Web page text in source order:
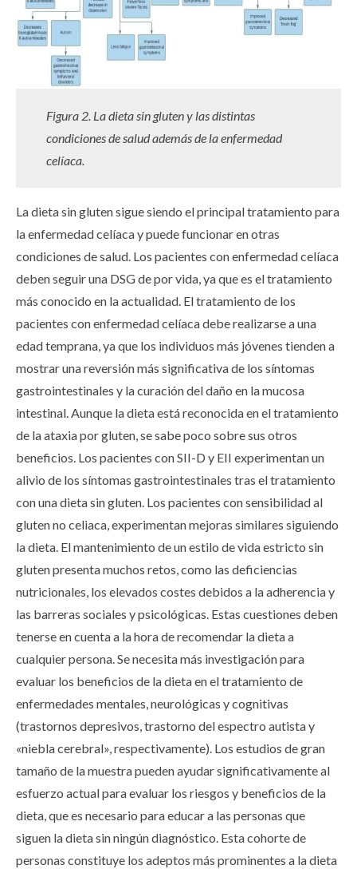
Figura 2. La dieta sin gluten y las distintas
condiciones de salud además de la enfermedad
celíaca.
La dieta sin gluten sigue siendo el principal tratamiento para
la enfermedad celíaca y puede funcionar en otras
condiciones de salud. Los pacientes con enfermedad celíaca
deben seguir una DSG de por vida, ya que es el tratamiento
más conocido en la actualidad. El tratamiento de los
pacientes con enfermedad celíaca debe realizarse a una
edad temprana, ya que los individuos más jóvenes tienden a
mostrar una reversión más significativa de los síntomas
gastrointestinales y la curación del daño en la mucosa
intestinal. Aunque la dieta está reconocida en el tratamiento
de la ataxia por gluten, se sabe poco sobre sus otros
beneficios. Los pacientes con SII-D y EII experimentan un
alivio de los síntomas gastrointestinales tras el tratamiento
con una dieta sin gluten. Los pacientes con sensibilidad al
gluten no celiaca, experimentan mejoras similares siguiendo
la dieta. El mantenimiento de un estilo de vida estricto sin
gluten presenta muchos retos, como las deficiencias
nutricionales, los elevados costes debidos a la adherencia y
las barreras sociales y psicológicas. Estas cuestiones deben
tenerse en cuenta a la hora de recomendar la dieta a
cualquier persona. Se necesita más investigación para
evaluar los beneficios de la dieta en el tratamiento de
enfermedades mentales, neurológicas y cognitivas
(trastornos depresivos, trastorno del espectro autista y
«niebla cerebral», respectivamente). Los estudios de gran
tamaño de la muestra pueden ayudar significativamente al
esfuerzo actual para evaluar los riesgos y beneficios de la
dieta, que es necesario para educar a las personas que
siguen la dieta sin ningún diagnóstico. Esta cohorte de
personas constituye los adeptos más prominentes a la dieta